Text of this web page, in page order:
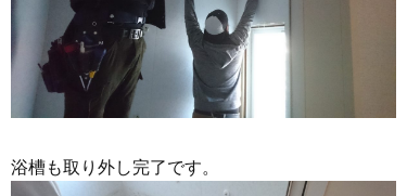
浴槽も取り外し完了です。